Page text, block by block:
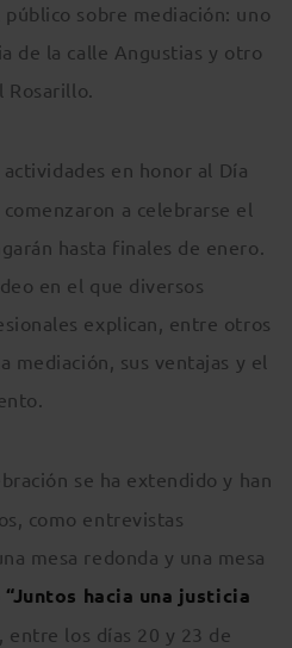
sobre mediación: uno
de la calle Angustias y otro
Rosarillo.
actividades en honor al Día
a celebrarse el
hasta finales de enero.
en el que diversos
explican, entre otros
mediación, sus ventajas y el
se ha extendido y han
como entrevistas
mesa redonda y una mesa
“Juntos hacia una justicia
, entre los días 20 y 23 de